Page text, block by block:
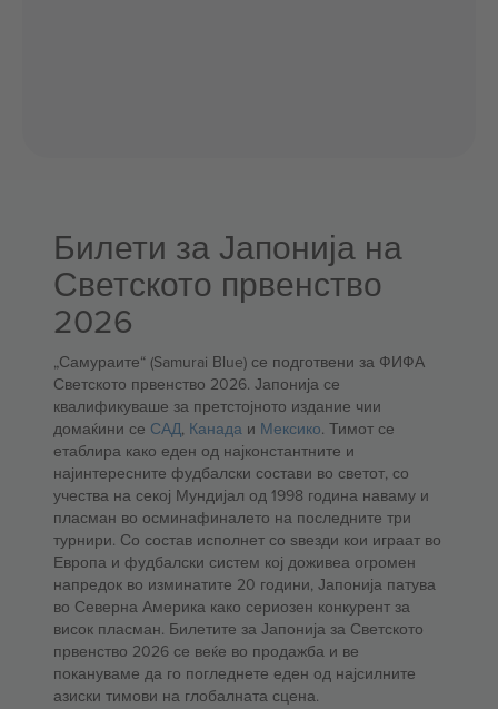
Билети за Јапонија на
Светското првенство
2026
„Самураите“ (Samurai Blue) се подготвени за ФИФА
Светското првенство 2026. Јапонија се
квалификуваше за претстојното издание чии
домаќини се САД, Канада и Мексико. Тимот се
етаблира како еден од најконстантните и
најинтересните фудбалски состави во светот, со
учества на секој Мундијал од 1998 година наваму и
пласман во осминафиналето на последните три
турнири. Со состав исполнет со ѕвезди кои играат во
Европа и фудбалски систем кој доживеа огромен
напредок во изминатите 20 години, Јапонија патува
во Северна Америка како сериозен конкурент за
висок пласман. Билетите за Јапонија за Светското
првенство 2026 се веќе во продажба и ве
покануваме да го погледнете еден од најсилните
азиски тимови на глобалната сцена.